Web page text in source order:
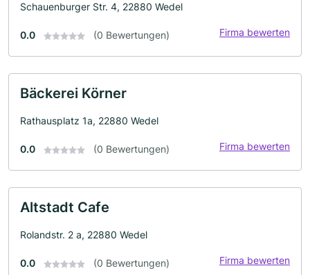
Schauenburger Str. 4, 22880 Wedel
0.0 (0 Bewertungen) Firma bewerten
Bäckerei Körner
Rathausplatz 1a, 22880 Wedel
0.0 (0 Bewertungen) Firma bewerten
Altstadt Cafe
Rolandstr. 2 a, 22880 Wedel
0.0 (0 Bewertungen) Firma bewerten